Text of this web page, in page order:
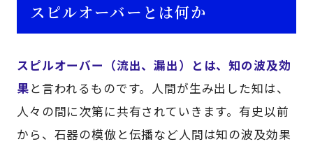
スピルオーバーとは何か
スピルオーバー（流出、漏出）とは、知の波及効
果と言われるものです。人間が生み出した知は、
人々の間に次第に共有されていきます。有史以前
から、石器の模倣と伝播など人間は知の波及効果